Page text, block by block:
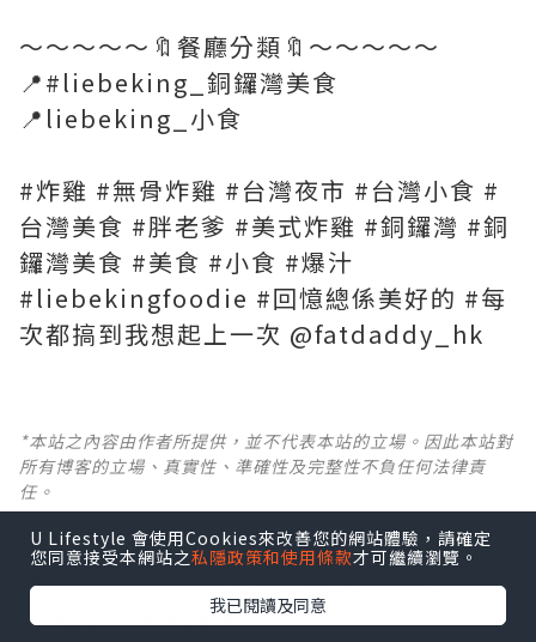
～～～～～🔖餐廳分類🔖～～～～～
📍#liebeking_銅鑼灣美食
📍liebeking_小食
#炸雞 #無骨炸雞 #台灣夜市 #台灣小食 #
台灣美食 #胖老爹 #美式炸雞 #銅鑼灣 #銅
鑼灣美食 #美食 #小食 #爆汁
#liebekingfoodie #回憶總係美好的 #每
次都搞到我想起上一次 @fatdaddy_hk
*本站之內容由作者所提供，並不代表本站的立場。因此本站對
所有博客的立場、真實性、準確性及完整性不負任何法律責
任。
【 U Creator 招募 】
【 睇Post + 參加品牌活動 】
U Lifestyle 會使用Cookies來改善您的網站體驗，請確定
您同意接受本網站之私隱政策和使用條款才可繼續瀏覽。
我已閱讀及同意